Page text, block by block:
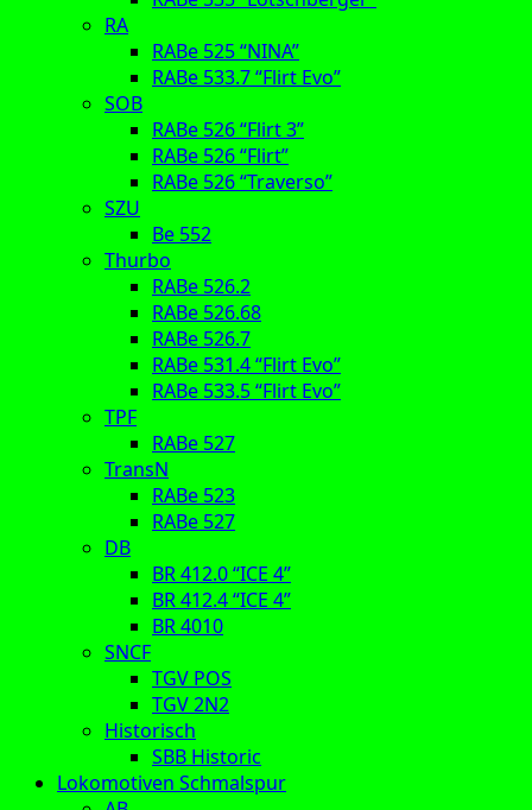
RA
RABe 525 “NINA”
RABe 533.7 “Flirt Evo”
SOB
RABe 526 “Flirt 3”
RABe 526 “Flirt”
RABe 526 “Traverso”
SZU
Be 552
Thurbo
RABe 526.2
RABe 526.68
RABe 526.7
RABe 531.4 “Flirt Evo”
RABe 533.5 “Flirt Evo”
TPF
RABe 527
TransN
RABe 523
RABe 527
DB
BR 412.0 “ICE 4”
BR 412.4 “ICE 4”
BR 4010
SNCF
TGV POS
TGV 2N2
Historisch
SBB Historic
Lokomotiven Schmalspur